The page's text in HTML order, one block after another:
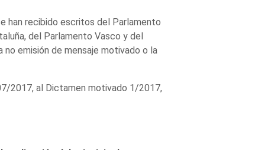
han recibido escritos del Parlamento
del Parlamento Vasco y del
emisión de mensaje motivado o la
2017, al Dictamen motivado 1/2017,